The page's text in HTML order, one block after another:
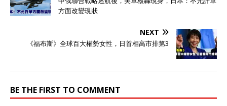
方面改變現狀
NEXT
《福布斯》全球百大權勢女性，日首相高市排第3
BE THE FIRST TO COMMENT